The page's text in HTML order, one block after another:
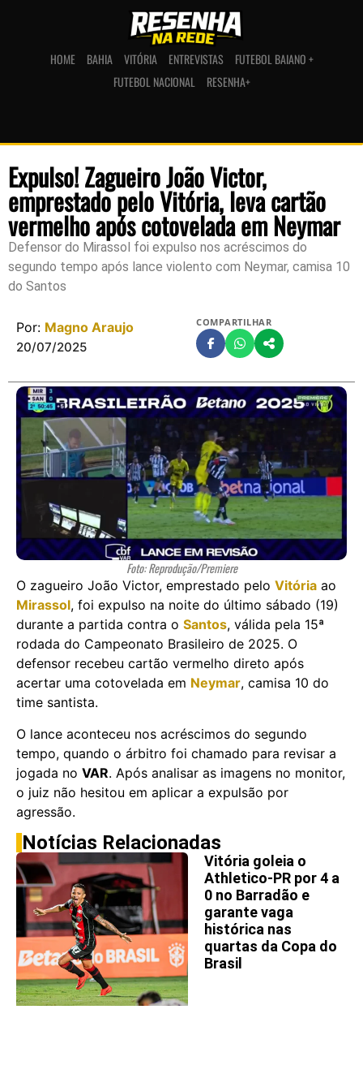
HOME BAHIA VITÓRIA ENTREVISTAS
FUTEBOL BAIANO +
FUTEBOL NACIONAL
RESENHA+
Expulso! Zagueiro João Victor,
emprestado pelo Vitória, leva cartão
vermelho após cotovelada em Neymar
Defensor do Mirassol foi expulso nos acréscimos do
segundo tempo após lance violento com Neymar, camisa 10
do Santos
Por: Magno Araujo
20/07/2025
COMPARTILHAR
Foto: Reprodução/Premiere
O zagueiro João Victor, emprestado pelo Vitória ao
Mirassol, foi expulso na noite do último sábado (19)
durante a partida contra o Santos, válida pela 15ª
rodada do Campeonato Brasileiro de 2025. O
defensor recebeu cartão vermelho direto após
acertar uma cotovelada em Neymar, camisa 10 do
time santista.
O lance aconteceu nos acréscimos do segundo
tempo, quando o árbitro foi chamado para revisar a
jogada no VAR. Após analisar as imagens no monitor,
o juiz não hesitou em aplicar a expulsão por
agressão.
Notícias Relacionadas
Vitória goleia o
Athletico-PR por 4 a
0 no Barradão e
garante vaga
histórica nas
quartas da Copa do
Brasil